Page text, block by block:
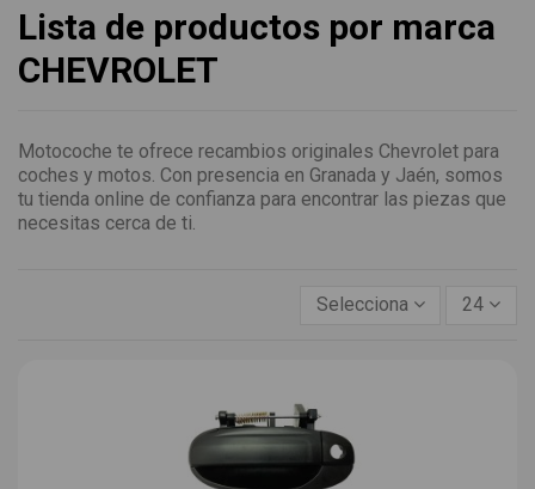
Lista de productos por marca
CHEVROLET
Motocoche te ofrece recambios originales Chevrolet para
coches y motos. Con presencia en Granada y Jaén, somos
tu tienda online de confianza para encontrar las piezas que
necesitas cerca de ti.
Selecciona 24